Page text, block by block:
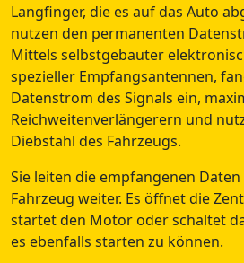
Langfinger, die es auf das Auto
nutzen den permanenten
Mittels selbstgebauter
spezieller Empfangsantennen,
Datenstrom des Signals ein,
Reichweitenverlängerern und
Diebstahl des Fahrzeugs.
Sie leiten die empfangenen
Fahrzeug weiter. Es öffnet die
startet den Motor oder schaltet
es ebenfalls starten zu können.